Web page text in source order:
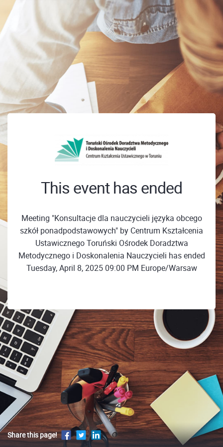
This event has ended
Meeting "Konsultacje dla nauczycieli języka obcego
szkół ponadpodstawowych" by Centrum Kształcenia
Ustawicznego Toruński Ośrodek Doradztwa
Metodycznego i Doskonalenia Nauczycieli has ended
Tuesday, April 8, 2025 09:00 PM Europe/Warsaw
Share this page!